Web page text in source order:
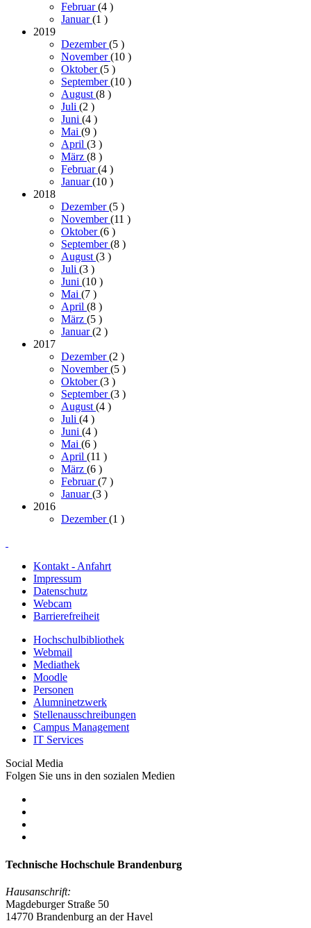
Februar(4 )
Januar(1 )
2019
Dezember(5 )
November(10 )
Oktober(5 )
September(10 )
August(8 )
Juli (2 )
Juni (4 )
Mai (9 )
April (3 )
März (8 )
Februar(4 )
Januar(10 )
2018
Dezember(5 )
November(11 )
Oktober(6 )
September(8 )
August(3 )
Juli (3 )
Juni (10 )
Mai (7 )
April (8 )
März (5 )
Januar(2 )
2017
Dezember(2 )
November(5 )
Oktober(3 )
September(3 )
August(4 )
Juli (4 )
Juni (4 )
Mai (6 )
April (11 )
März (6 )
Februar(7 )
Januar(3 )
2016
Dezember(1 )
Kontakt - Anfahrt
Impressum
Datenschutz
Webcam
Barrierefreiheit
Hochschulbibliothek
Webmail
Mediathek
Moodle
Personen
Alumninetzwerk
Stellenausschreibungen
Campus Management
IT Services
Social Media
Folgen Sie uns in den sozialen Medien
Technische Hochschule Brandenburg
Hausanschrift:
Magdeburger Straße 50
14770 Brandenburg an der Havel